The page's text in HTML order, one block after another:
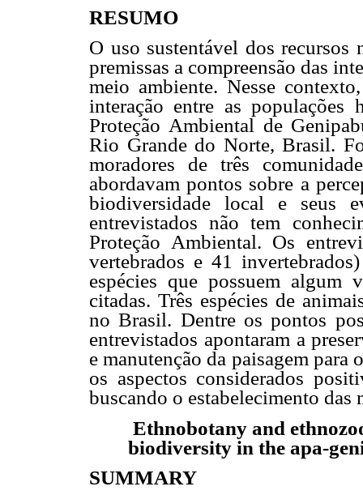
RESUMO
O uso sustentável dos recursos
premissas a compreensão das
meio ambiente. Nesse
interação entre as populações
Proteção Ambiental de
Rio Grande do Norte, Brasil.
moradores de três
abordavam pontos sobre a
biodiversidade local e seus
entrevistados não tem
Proteção Ambiental. Os
vertebrados e 41
espécies que possuem algum
citadas. Três espécies de
no Brasil. Dentre os pontos
entrevistados apontaram a
e manutenção da paisagem
os aspectos considerados
buscando o estabelecimento das
Ethnobotany and
biodiversity in the apa-
SUMMARY